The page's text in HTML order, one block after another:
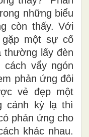
những biểu
còn thấy. Với
một sự cố
lấy đèn
vẩy ngón
phản ứng đôi
vẻ đẹp một
cảnh kỳ lạ thì
phản ứng cho
khác nhau.